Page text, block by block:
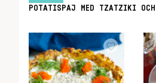
POTATISPAJ MED TZATZIKI